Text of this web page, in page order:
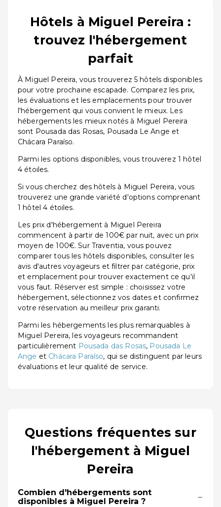
Hôtels à Miguel Pereira :
trouvez l'hébergement
parfait
À Miguel Pereira, vous trouverez 5 hôtels disponibles
pour votre prochaine escapade. Comparez les prix,
les évaluations et les emplacements pour trouver
l'hébergement qui vous convient le mieux. Les
hébergements les mieux notés à Miguel Pereira
sont Pousada das Rosas, Pousada Le Ange et
Chácara Paraíso.
Parmi les options disponibles, vous trouverez 1 hôtel
4 étoiles.
Si vous cherchez des hôtels à Miguel Pereira, vous
trouverez une grande variété d'options comprenant
1 hôtel 4 étoiles.
Les prix d'hébergement à Miguel Pereira
commencent à partir de 100€ par nuit, avec un prix
moyen de 100€. Sur Traventia, vous pouvez
comparer tous les hôtels disponibles, consulter les
avis d'autres voyageurs et filtrer par catégorie, prix
et emplacement pour trouver exactement ce qu'il
vous faut. Réserver est simple : choisissez votre
hébergement, sélectionnez vos dates et confirmez
votre réservation au meilleur prix garanti.
Parmi les hébergements les plus remarquables à
Miguel Pereira, les voyageurs recommandent
particulièrement Pousada das Rosas, Pousada Le
Ange et Chácara Paraíso, qui se distinguent par leurs
évaluations et leur qualité de service.
Questions fréquentes sur
l'hébergement à Miguel
Pereira
Combien d'hébergements sont
disponibles à Miguel Pereira ?
−